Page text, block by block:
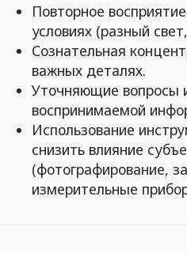
Повторное
условиях (разный
Сознательная
важных деталях.
Уточняющие вопросы
воспринимаемой
Использование
снизить влияние
(фотографирование,
измерительные